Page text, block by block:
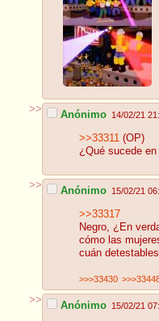
>> Anónimo 14/02/21
>>33311 (OP)
¿Qué sucede
>> Anónimo 15/02/21
>>33317
Negro, ¿En
cómo las
cuán
>>>33430
>> Anónimo 15/02/21